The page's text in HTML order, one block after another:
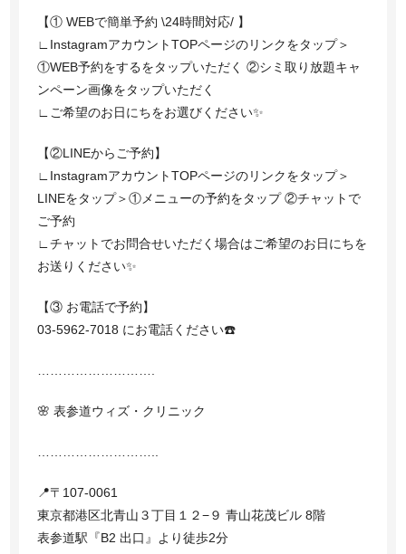
【① WEBで簡単予約 \24時間対応/ 】
∟InstagramアカウントTOPページのリンクをタップ＞
①WEB予約をするをタップいただく ②シミ取り放題キャ
ンペーン画像をタップいただく
∟ご希望のお日にちをお選びください✨
【②LINEからご予約】
∟InstagramアカウントTOPページのリンクをタップ＞
LINEをタップ＞①メニューの予約をタップ ②チャットで
ご予約
∟チャットでお問合せいただく場合はご希望のお日にちを
お送りください✨
【③ お電話で予約】
03-5962-7018 にお電話ください☎️
🌸 表参道ウィズ・クリニック
📍〒107-0061
東京都港区北青山３丁目１２−９ 青山花茂ビル 8階
表参道駅『B2 出口』より徒歩2分